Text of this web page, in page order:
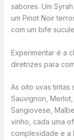
sabores. Um
um Pinot Noir
com um bife
Experimentar é a
diretrizes para
As oito uvas tintas
Sauvignon,
Sangiovese,
vinho, cada uma
complexidade e a